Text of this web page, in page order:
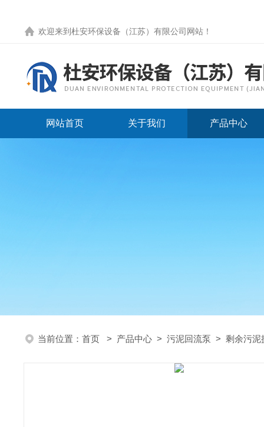
欢迎来到 杜安环保设备（江苏）有限公司网站 ！
网站首页 关于我们 产品中心
当前位置： 首页 > 产品中心 > 污泥回流泵 > 剩余污泥